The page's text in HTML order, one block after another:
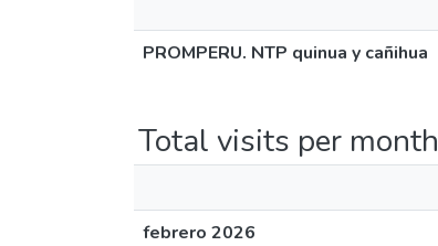
PROMPERU. NTP quinua y cañihua
Total visits per month
febrero 2026